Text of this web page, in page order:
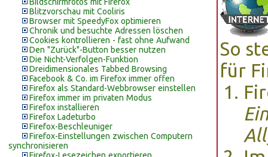
Blitzvorschau mit Cooliris
Browser mit SpeedyFox optimieren
Chronik und besuchte Adressen löschen
Cookies kontrollieren - fast ohne Aufwand
Den "Zurück"-Button besser nutzen
Die Nicht-Verfolgen-Funktion
Dreidimensionales Tabbed Browsing
Facebook & Co. im Firefox immer offen
Firefox als Standard-Webbrowser einstellen
Firefox immer im privaten Modus
Firefox installieren
Firefox Ladeturbo
Firefox-Beschleuniger
Firefox-Einstellungen zwischen Computern
synchronisieren
So
für